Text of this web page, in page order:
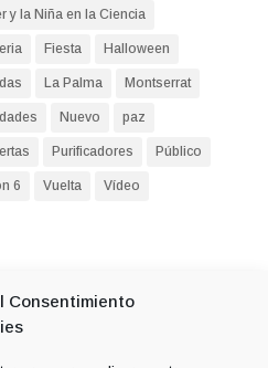
Consentimiento
y la Niña en la Ciencia
Fiesta Halloween
La Palma Montserrat
Nuevo paz
Purificadores Público
6 Vuelta Vídeo